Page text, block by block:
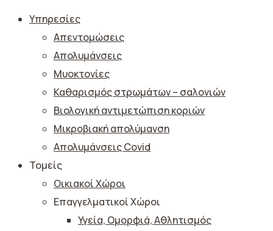
Υπηρεσίες
Απεντομώσεις
Απολυμάνσεις
Μυοκτονίες
Καθαρισμός στρωμάτων – σαλονιών
Βιολογική αντιμετώπιση κοριών
Μικροβιακή απολύμανση
Απολυμάνσεις Covid
Τομείς
Οικιακοί Χώροι
Επαγγελματικοί Χώροι
Υγεία, Ομορφιά, Αθλητισμός